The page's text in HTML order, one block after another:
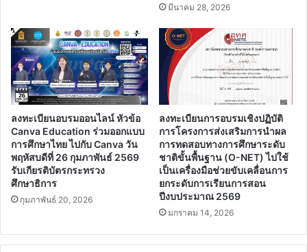
มีนาคม 28, 2026
ลงทะเบียนอบรมออนไลน์ หัวข้อ
Canva Education ร่วมออกแบบ
การศึกษาไทย ไปกับ Canva วัน
พฤหัสบดีที่ 26 กุมภาพันธ์ 2569
รับเกียรติบัตรกระทรวง
ศึกษาธิการ
กุมภาพันธ์ 20, 2026
ลงทะเบียนการอบรมเชิงปฏิบัติ
การโครงการส่งเสริมการนำผล
การทดสอบทางการศึกษาระดับ
ชาติขั้นพื้นฐาน (O-NET) ไปใช้
เป็นเครื่องมือช่วยขับเคลื่อนการ
ยกระดับการเรียนการสอน
ปีงบประมาณ 2569
มกราคม 14, 2026